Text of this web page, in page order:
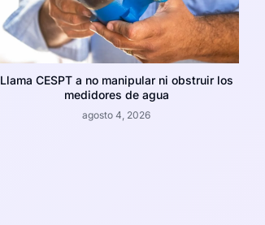
Llama CESPT a no manipular ni obstruir los
medidores de agua
agosto 4, 2026